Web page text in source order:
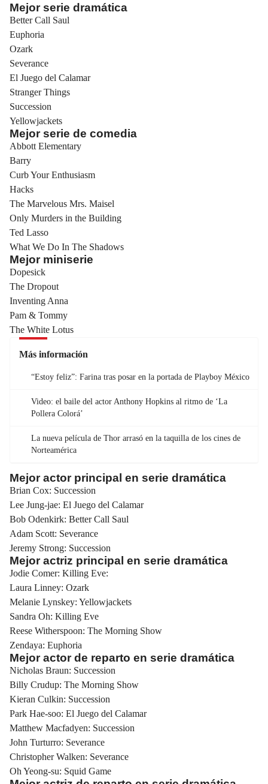
Mejor serie dramática
Better Call Saul
Euphoria
Ozark
Severance
El Juego del Calamar
Stranger Things
Succession
Yellowjackets
Mejor serie de comedia
Abbott Elementary
Barry
Curb Your Enthusiasm
Hacks
The Marvelous Mrs. Maisel
Only Murders in the Building
Ted Lasso
What We Do In The Shadows
Mejor miniserie
Dopesick
The Dropout
Inventing Anna
Pam & Tommy
The White Lotus
Más información
“Estoy feliz”: Farina tras posar en la portada de Playboy México
Video: el baile del actor Anthony Hopkins al ritmo de ‘La
Pollera Colorá’
La nueva película de Thor arrasó en la taquilla de los cines de
Norteamérica
Mejor actor principal en serie dramática
Brian Cox: Succession
Lee Jung-jae: El Juego del Calamar
Bob Odenkirk: Better Call Saul
Adam Scott: Severance
Jeremy Strong: Succession
Mejor actriz principal en serie dramática
Jodie Comer: Killing Eve:
Laura Linney: Ozark
Melanie Lynskey: Yellowjackets
Sandra Oh: Killing Eve
Reese Witherspoon: The Morning Show
Zendaya: Euphoria
Mejor actor de reparto en serie dramática
Nicholas Braun: Succession
Billy Crudup: The Morning Show
Kieran Culkin: Succession
Park Hae-soo: El Juego del Calamar
Matthew Macfadyen: Succession
John Turturro: Severance
Christopher Walken: Severance
Oh Yeong-su: Squid Game